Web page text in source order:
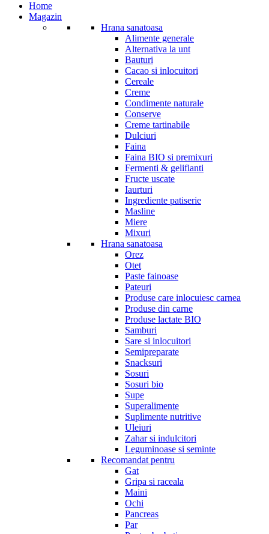
Home
Magazin
Hrana sanatoasa
Alimente generale
Alternativa la unt
Bauturi
Cacao si inlocuitori
Cereale
Creme
Condimente naturale
Conserve
Creme tartinabile
Dulciuri
Faina
Faina BIO si premixuri
Fermenti & gelifianti
Fructe uscate
Iaurturi
Ingrediente patiserie
Masline
Miere
Mixuri
Hrana sanatoasa
Orez
Otet
Paste fainoase
Pateuri
Produse care inlocuiesc carnea
Produse din carne
Produse lactate BIO
Samburi
Sare si inlocuitori
Semipreparate
Snacksuri
Sosuri
Sosuri bio
Supe
Superalimente
Suplimente nutritive
Uleiuri
Zahar si indulcitori
Leguminoase si seminte
Recomandat pentru
Gat
Gripa si raceala
Maini
Ochi
Pancreas
Par